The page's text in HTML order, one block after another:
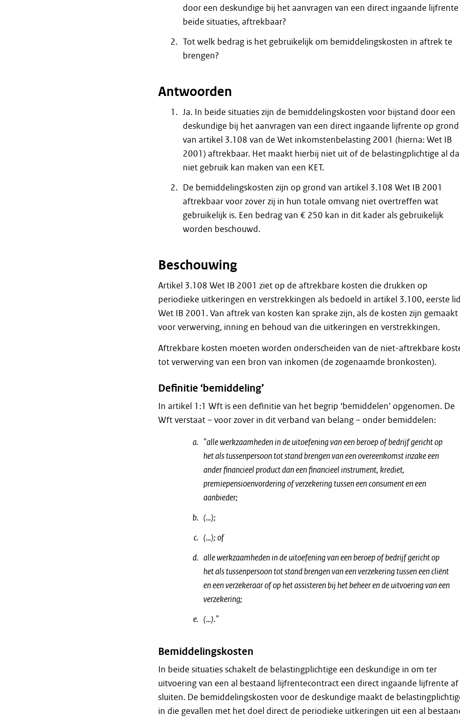
door een deskundige bij het aanvragen van een direct ingaande
beide situaties, aftrekbaar?
Tot welk bedrag is het gebruikelijk om bemiddelingskosten in aftrek te
brengen?
Antwoorden
Ja. In beide situaties zijn de bemiddelingskosten voor bijstand door een
deskundige bij het aanvragen van een direct ingaande lijfrente op grond
van artikel 3.108 van de Wet inkomstenbelasting 2001 (hierna: Wet IB
2001) aftrekbaar. Het maakt hierbij niet uit of de belastingplichtige al
niet gebruik kan maken van een KET.
De bemiddelingskosten zijn op grond van artikel 3.108 Wet IB 2001
aftrekbaar voor zover zij in hun totale omvang niet overtreffen wat
gebruikelijk is. Een bedrag van € 250 kan in dit kader als gebruikelijk
worden beschouwd.
Beschouwing
Artikel 3.108 Wet IB 2001 ziet op de aftrekbare kosten die drukken op
periodieke uitkeringen en verstrekkingen als bedoeld in artikel 3.100, eerste
Wet IB 2001. Van aftrek van kosten kan sprake zijn, als de kosten zijn gemaakt
voor verwerving, inning en behoud van die uitkeringen en verstrekkingen.
Aftrekbare kosten moeten worden onderscheiden van de niet-aftrekbare
tot verwerving van een bron van inkomen (de zogenaamde bronkosten).
Definitie ‘bemiddeling’
In artikel 1:1 Wft is een definitie van het begrip ‘bemiddelen’ opgenomen. De
Wft verstaat – voor zover in dit verband van belang – onder bemiddelen:
"alle werkzaamheden in de uitoefening van een beroep of bedrijf gericht op
het als tussenpersoon tot stand brengen van een overeenkomst inzake een
ander financieel product dan een financieel instrument, krediet,
premiepensioenvordering of verzekering tussen een consument en een
aanbieder;
(…);
(…); of
alle werkzaamheden in de uitoefening van een beroep of bedrijf gericht op
het als tussenpersoon tot stand brengen van een verzekering tussen een cliënt
en een verzekeraar of op het assisteren bij het beheer en de uitvoering van een
verzekering;
(…)."
Bemiddelingskosten
In beide situaties schakelt de belastingplichtige een deskundige in om ter
uitvoering van een al bestaand lijfrentecontract een direct ingaande lijfrente
sluiten. De bemiddelingskosten voor de deskundige maakt de
in die gevallen met het doel direct de periodieke uitkeringen uit een al